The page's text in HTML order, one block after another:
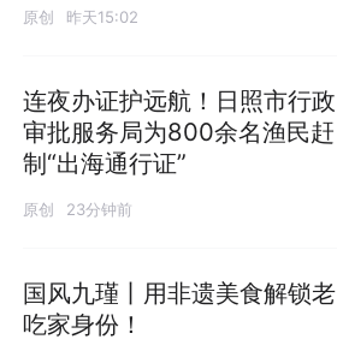
原创 昨天15:02
连夜办证护远航！日照市行政
审批服务局为800余名渔民赶
制“出海通行证”
原创 23分钟前
国风九瑾丨用非遗美食解锁老
吃家身份！